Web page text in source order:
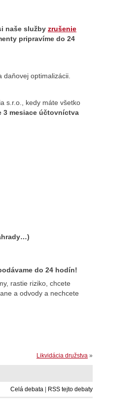
naše služby zrušenie
pripravíme do 24
optimalizácii.
s.r.o., kedy máte všetko
3 mesiace účtovníctva
do 24 hodín!
rastie riziko, chcete
a odvody a nechcete
Likvidácia družstva »
Celá debata RSS tejto debaty